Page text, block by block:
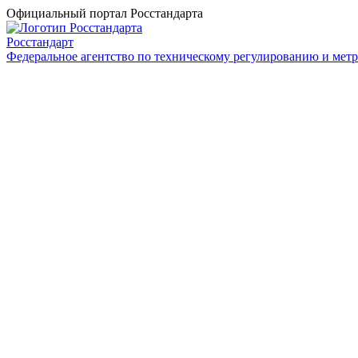
Официальный портал Росстандарта
Росстандарт
Федеральное агентство по техническому регулированию и